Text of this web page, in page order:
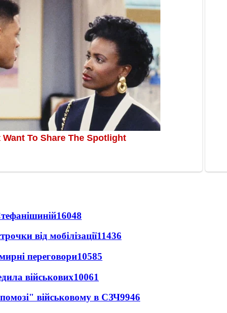
16048
від мобілізації11436
переговори10585
військових10061
військовому в СЗЧ9946